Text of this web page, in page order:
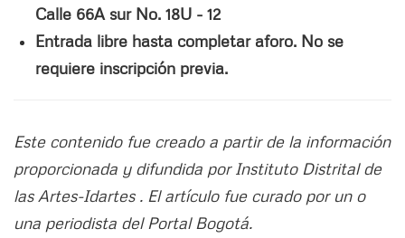
Calle 66A sur No. 18U - 12
Entrada libre hasta completar aforo. No se
requiere inscripción previa.
Este contenido fue creado a partir de la información
proporcionada y difundida por Instituto Distrital de
las Artes-Idartes . El artículo fue curado por un o
una periodista del Portal Bogotá.